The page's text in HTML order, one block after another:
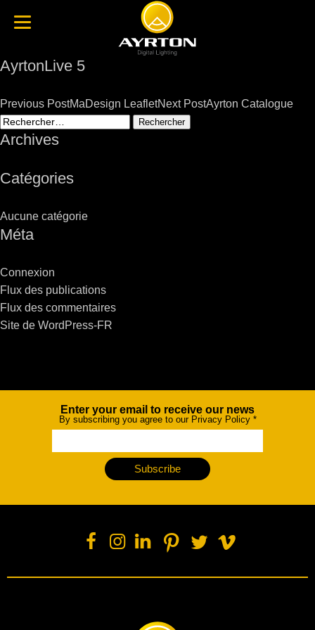
AyrtonLive 5
Post
navigation
Previous PostMaDesign LeafletNext PostAyrton Catalogue
Rechercher :
Archives
Catégories
Aucune catégorie
Méta
Connexion
Flux des publications
Flux des commentaires
Site de WordPress-FR
NewsletterEnter your email to receive our news
By subscribing you agree to our Privacy Policy *
Subscribe